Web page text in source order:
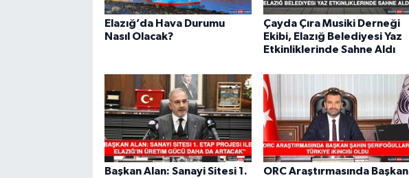
Elazığ’da Hava Durumu
Nasıl Olacak?
Çayda Çıra Musiki Derneği
Ekibi, Elazığ Belediyesi Yaz
Etkinliklerinde Sahne Aldı
Başkan Alan: Sanayi Sitesi 1.
ORC Araştırmasında Başkan